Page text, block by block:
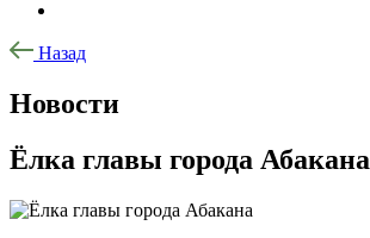
Назад
Новости
Ёлка главы города Абакана